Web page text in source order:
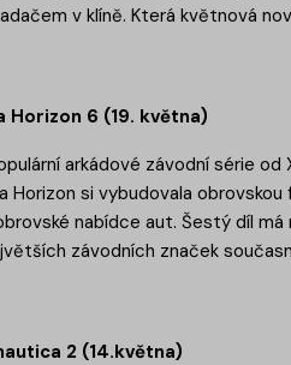
v klíně. Která květnová
Horizon 6 (19. května)
arkádové závodní série
Horizon si vybudovala
nabídce aut. Šestý díl
závodních značek
2 (14.května)